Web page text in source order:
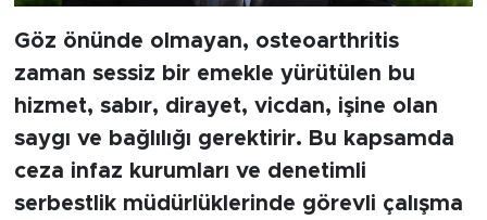
Göz önünde olmayan, osteoarthritis
zaman sessiz bir emekle yürütülen bu
hizmet, sabır, dirayet, vicdan, işine olan
saygı ve bağlılığı gerektirir. Bu kapsamda
ceza infaz kurumları ve denetimli
serbestlik müdürlüklerinde görevli çalışma